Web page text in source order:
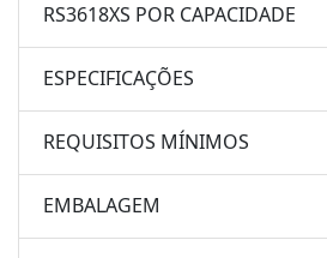
RS3618XS POR CAPACIDADE
ESPECIFICAÇÕES
REQUISITOS MÍNIMOS
EMBALAGEM